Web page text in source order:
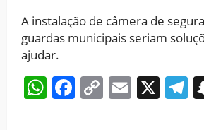
A instalação de câmera de
guardas municipais seriam
ajudar.
WhatsApp
Facebook
CopyEmail
X